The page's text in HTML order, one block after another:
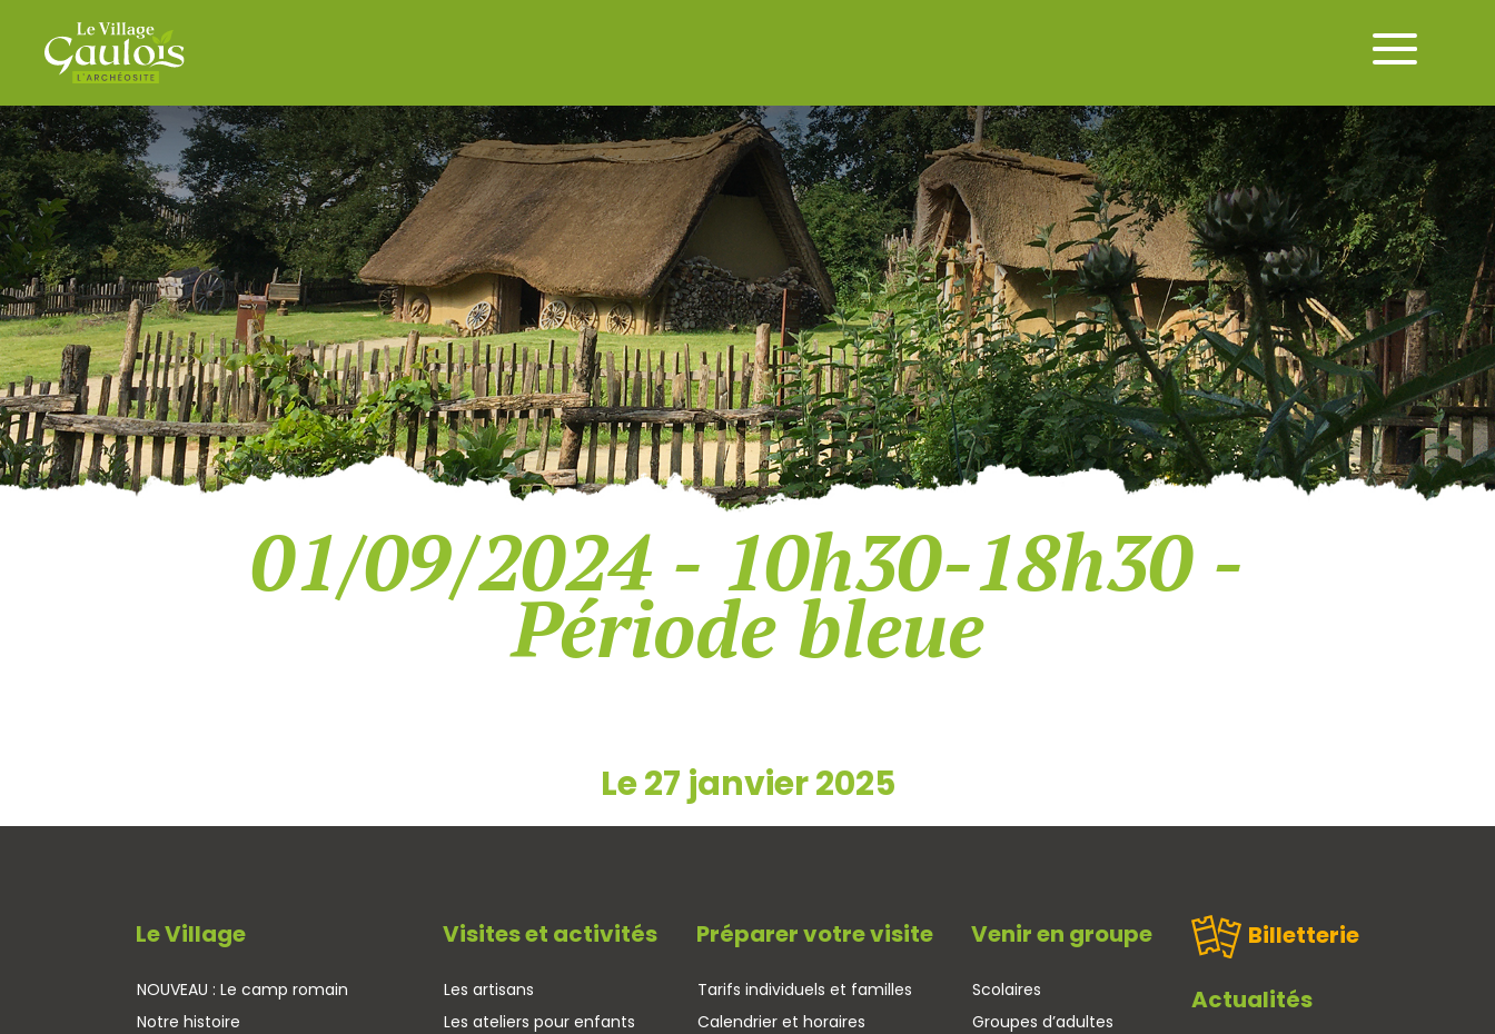
01/09/2024 - 10h30-18h30 -
Période bleue
Le 27 janvier 2025
Le Village
NOUVEAU : Le camp romain
Notre histoire
Visites et activités
Les artisans
Les ateliers pour enfants
Préparer votre visite
Tarifs individuels et familles
Calendrier et horaires
Venir en groupe
Scolaires
Groupes d’adultes
Billetterie
Actualités